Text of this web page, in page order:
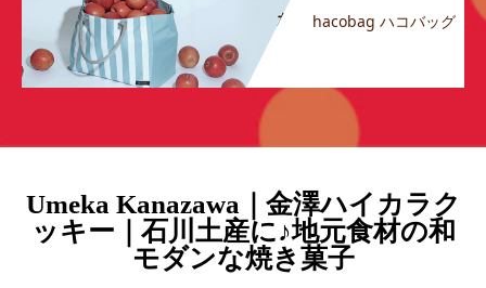
hacobag ハコバッグ
Umeka Kanazawa｜金澤ハイカラク
ッキー｜石川土産に♪地元食材の和
モダンな焼き菓子